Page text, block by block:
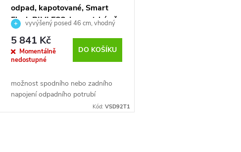
odpad, kapotované, Smart
Flush RIMLESS, keramické vč.
sedátka
vyvýšený posed 46 cm, vhodný
pro seniory a invalidy
5 841 Kč
Momentálně
nedostupné
DO KOŠÍKU
možnost spodního nebo zadního
napojení odpadního potrubí
Kód:VSD92T1